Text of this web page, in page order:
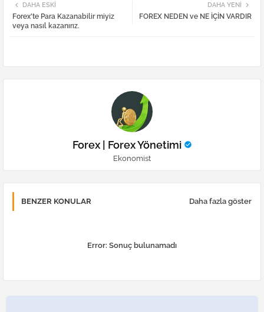
atsa
DAHA YENI
FOREX NEDEN ve NE İÇİN VARDIR
DAHA ESKI
Forex'te Para Kazanabilir miyiz
veya nasıl kazanırız.
Forex | Forex Yönetimi
Ekonomist
BENZER KONULAR Daha fazla göster
Error: Sonuç bulunamadı